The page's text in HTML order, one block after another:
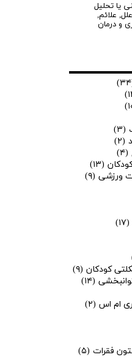
یا تحلیل
علائم,
و درمان
(۳)
(۲)
(۴)
(۱۳)
ورزشی (۹)
(۱۷)
کودکان (۹)
(۱۴)
ام اس (۲)
فقرات (۵)